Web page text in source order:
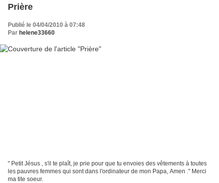
Prière
Publié le 04/04/2010 à 07:48
Par helene33660
" Petit Jésus , s'il te plaît, je prie pour que tu envoies des vêtements à toutes
les pauvres femmes qui sont dans l'ordinateur de mon Papa, Amen ." Merci
ma tite soeur.